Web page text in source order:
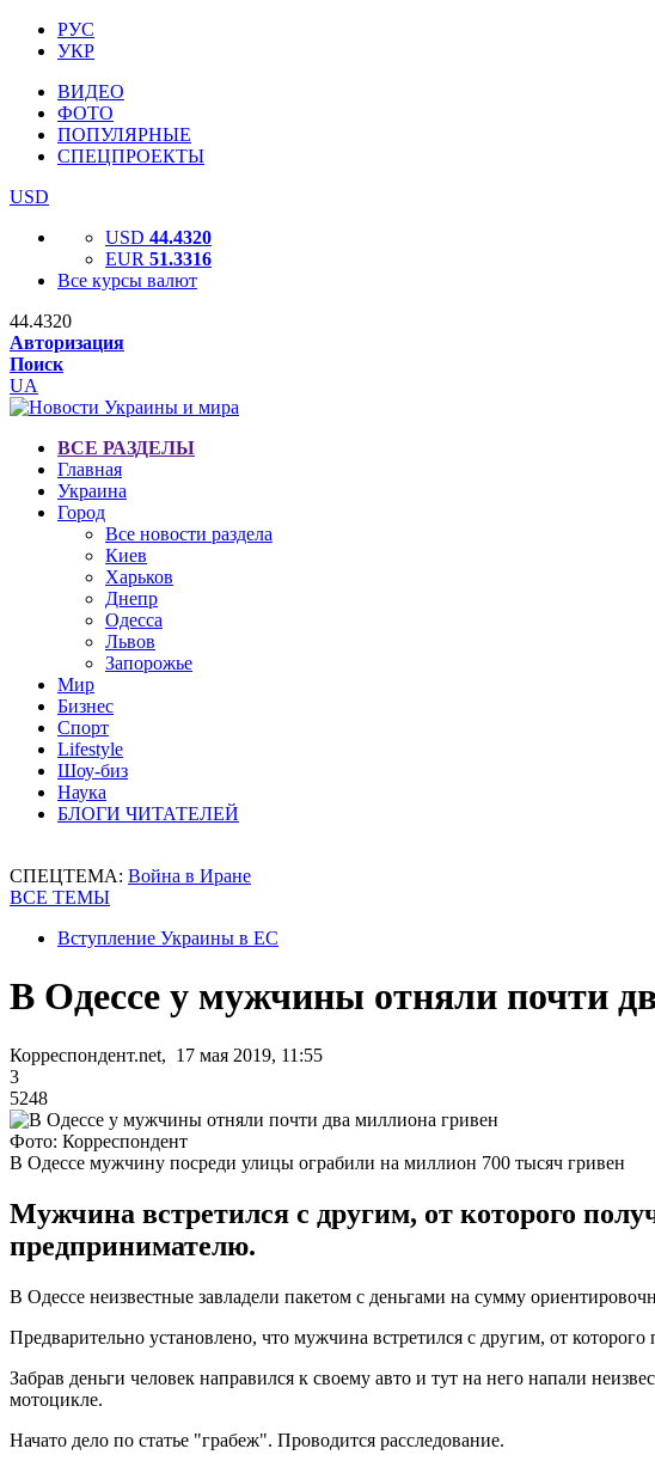
РУС
УКР
ВИДЕО
ФОТО
ПОПУЛЯРНЫЕ
СПЕЦПРОЕКТЫ
USD
USD 44.4320
EUR 51.3316
Все курсы валют
44.4320
Авторизация
Поиск
UA
ВСЕ РАЗДЕЛЫ
Главная
Украина
Город
Все новости раздела
Киев
Харьков
Днепр
Одесса
Львов
Запорожье
Мир
Бизнес
Спорт
Lifestyle
Шоу-биз
Наука
БЛОГИ ЧИТАТЕЛЕЙ
СПЕЦТЕМА: Война в Иране
ВСЕ ТЕМЫ
Вступление Украины в ЕС
В Одессе у мужчины отняли почти
Корреспондент.net, 17 мая 2019, 11:55
3
5248
Фото: Корреспондент
В Одессе мужчину посреди улицы ограбили на миллион 700 тысяч гривен
Мужчина встретился с другим, от которого
предпринимателю.
В Одессе неизвестные завладели пакетом с деньгами на сумму
Предварительно установлено, что мужчина встретился с другим, от
Забрав деньги человек направился к своему авто и тут на него напали
мотоцикле.
Начато дело по статье "грабеж". Проводится расследование.